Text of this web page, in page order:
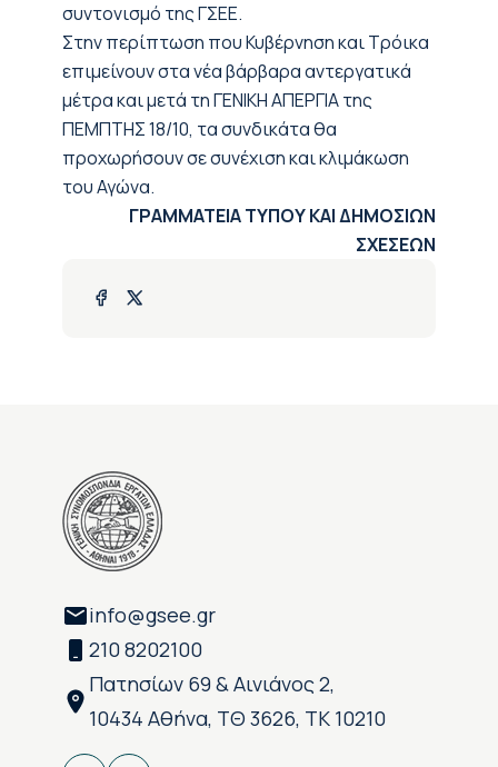
συντονισμό της ΓΣΕΕ.
Στην περίπτωση που Κυβέρνηση και Τρόικα
επιμείνουν στα νέα βάρβαρα αντεργατικά
μέτρα και μετά τη ΓΕΝΙΚΗ ΑΠΕΡΓΙΑ της
ΠΕΜΠΤΗΣ 18/10, τα συνδικάτα θα
προχωρήσουν σε συνέχιση και κλιμάκωση
του Αγώνα.
ΓΡΑΜΜΑΤΕΙΑ ΤΥΠΟΥ ΚΑΙ ΔΗΜΟΣΙΩΝ
ΣΧΕΣΕΩΝ
info@gsee.gr
210 8202100
Πατησίων 69 & Αινιάνος 2,
10434 Αθήνα, ΤΘ 3626, ΤΚ 10210